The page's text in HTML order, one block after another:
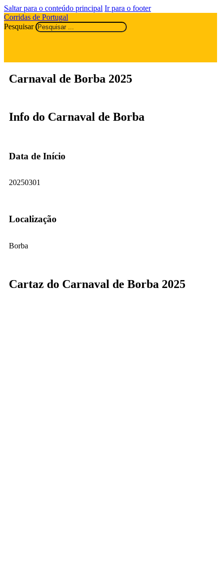
Saltar para o conteúdo principal Ir para o footer
Corridas de Portugal
Pesquisar
Carnaval de Borba 2025
Info do Carnaval de Borba
Data de Início
20250301
Localização
Borba
Cartaz do Carnaval de Borba 2025